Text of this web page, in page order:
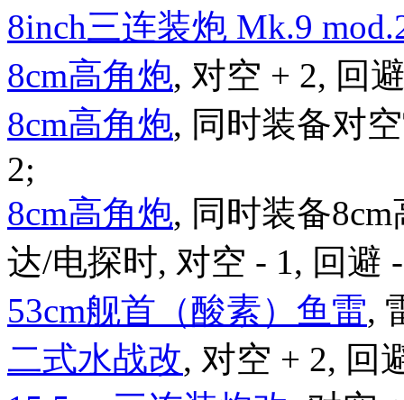
8inch三连装炮 Mk.9
8cm高角炮, 对空 + 2, 回
8cm高角炮, 同时装备对
2;
8cm高角炮, 同时装备
达/电探时, 对空 - 1, 回避
53cm舰首（酸素）鱼雷,
二式水战改, 对空 + 2, 回